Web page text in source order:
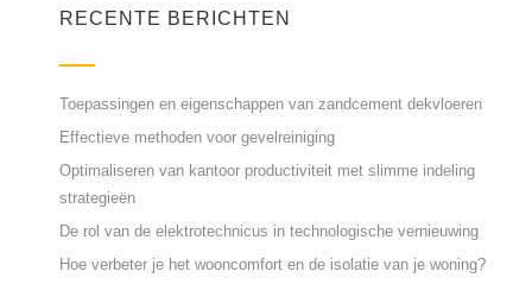
RECENTE BERICHTEN
Toepassingen en eigenschappen van zandcement dekvloeren
Effectieve methoden voor gevelreiniging
Optimaliseren van kantoor productiviteit met slimme indeling
strategieën
De rol van de elektrotechnicus in technologische vernieuwing
Hoe verbeter je het wooncomfort en de isolatie van je woning?